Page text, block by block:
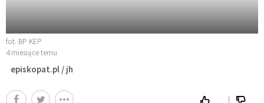
fot. BP KEP
4 miesiące temu
episkopat.pl / jh